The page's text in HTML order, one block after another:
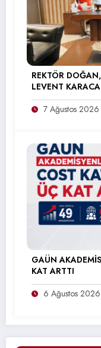
REKTÖR
LEVENT
7 Ağustos 2026
GAÜN
KAT ARTTI
6 Ağustos 2026